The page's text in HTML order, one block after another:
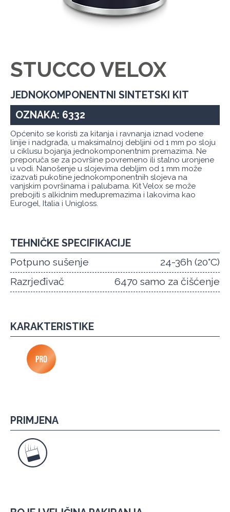
STUCCO VELOX
JEDNOKOMPONENTNI SINTETSKI KIT
OZNAKA: 6332
Općenito se koristi za kitanja i ravnanja iznad vodene
linije i nadgrađa, u maksimalnoj debljini od 1 mm po sloju
u ciklusu bojanja jednokomponentnim premazima. Ne
preporuča se za površine povremeno ili stalno uronjene
u vodi. Nanošenje u slojevima debljim od 1 mm može
izazvati pukotine jednokomponentnih slojeva na
vanjskim površinama i palubama. Kit Velox se može
prebojiti s alkidnim međupremazima i lakovima kao
Eurogel, Italia i Unigloss.
TEHNIČKE SPECIFIKACIJE
Potpuno sušenje
24-36h (20°C)
Razrjeđivač
6470 samo za čišćenje
KARAKTERISTIKE
PRIMJENA